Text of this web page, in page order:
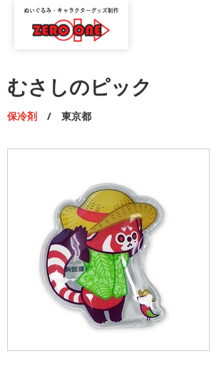
むさしのピック
保冷剤 / 東京都